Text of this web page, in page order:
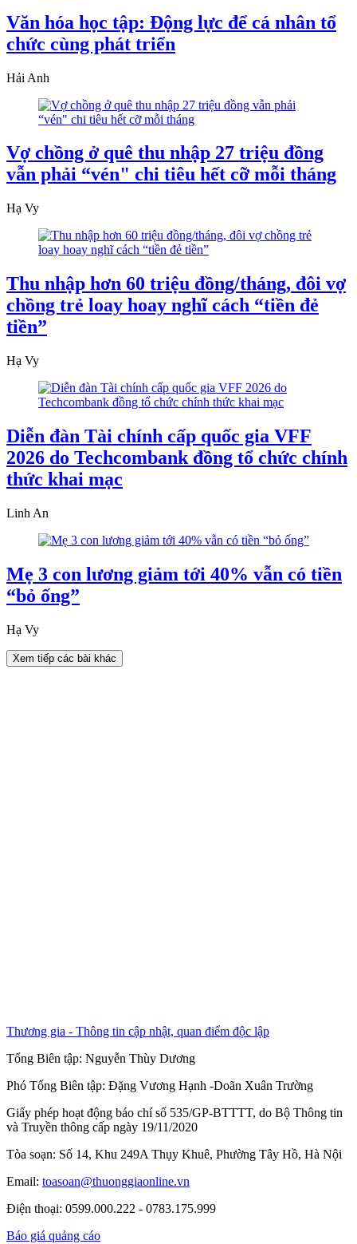
Văn hóa học tập: Động lực để cá nhân tổ
chức cùng phát triển
Hải Anh
Vợ chồng ở quê thu nhập 27 triệu đồng
vẫn phải “vén" chi tiêu hết cỡ mỗi tháng
Hạ Vy
Thu nhập hơn 60 triệu đồng/tháng, đôi vợ
chồng trẻ loay hoay nghĩ cách “tiền đẻ
tiền”
Hạ Vy
Diễn đàn Tài chính cấp quốc gia VFF
2026 do Techcombank đồng tổ chức chính
thức khai mạc
Linh An
Mẹ 3 con lương giảm tới 40% vẫn có tiền
“bỏ ống”
Hạ Vy
Xem tiếp các bài khác
Thương gia - Thông tin cập nhật, quan điểm độc lập
Tổng Biên tập: Nguyễn Thùy Dương
Phó Tổng Biên tập: Đặng Vương Hạnh -Doãn Xuân Trường
Giấy phép hoạt động báo chí số 535/GP-BTTTT, do Bộ Thông tin
và Truyền thông cấp ngày 19/11/2020
Tòa soạn: Số 14, Khu 249A Thụy Khuê, Phường Tây Hồ, Hà Nội
Email: toasoan@thuonggiaonline.vn
Điện thoại: 0599.000.222 - 0783.175.999
Báo giá quảng cáo